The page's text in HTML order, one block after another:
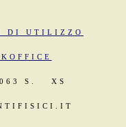
DI UTILIZZO
S. XS